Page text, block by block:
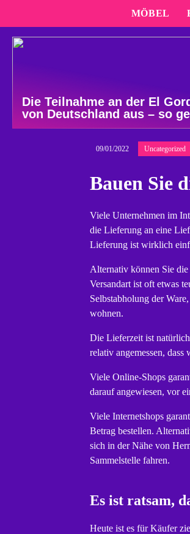
MÖBEL
Die Teilnahme an der El
von Deutschland aus – so
09/01/2022 Uncategorized
Bauen Sie
Viele Unternehmen im
die Lieferung an eine
Lieferung ist wirklich
Alternativ können Sie
Versandart ist oft etwas
Selbstabholung der
wohnen.
Die Lieferzeit ist
relativ angemessen,
Viele Online-Shops
darauf angewiesen, vor
Viele Internetshops
Betrag bestellen.
sich in der Nähe von
Sammelstelle fahren.
Es ist ratsam,
Heute ist es für Käufer